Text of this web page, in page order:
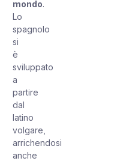
mondo.
Lo
spagnolo
si
è
sviluppato
a
partire
dal
latino
volgare,
arrichendosi
anche